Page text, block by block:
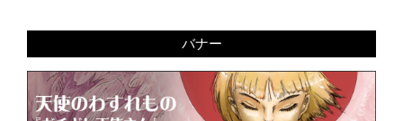
バナー